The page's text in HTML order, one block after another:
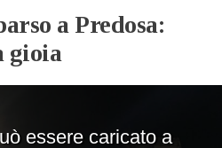
a Predosa:
gioia